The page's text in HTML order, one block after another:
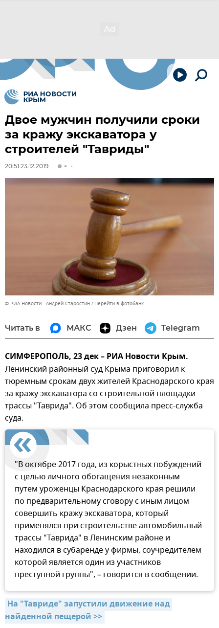
Двое мужчин получили сроки
за кражу экскаватора у
строителей "Тавриды"
20:51 23.12.2019
© РИА Новости . Андрей Старостин Перейти в фотобанк
Читать в МАКС Дзен Telegram
СИМФЕРОПОЛЬ, 23 дек – РИА Новости Крым.
Ленинский районный суд Крыма приговорил к
тюремным срокам двух жителей Краснодарского края
за кражу экскаватора со строительной площадки
трассы "Таврида". Об этом сообщила пресс-служба
суда.
"В октябре 2017 года, из корыстных побуждений
с целью личного обогащения незаконным
путем уроженцы Краснодарского края решили
по предварительному сговору с иным лицом
совершить кражу экскаватора, который
применялся при строительстве автомобильный
трассы "Таврида" в Ленинским районе и
находился в субаренде у фирмы, соучредителем
которой является один из участников
преступной группы", – говорится в сообщении.
На "Тавриде" запустили движение над
найденной пещерой >>